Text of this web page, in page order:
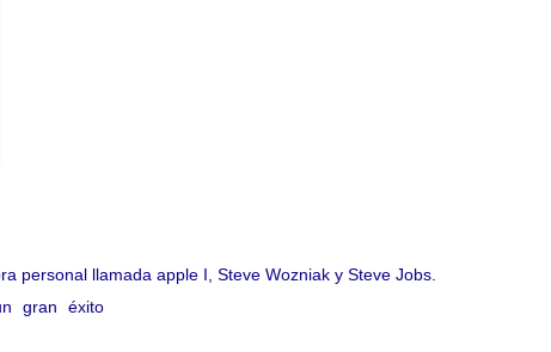
personal llamada apple I, Steve Wozniak y Steve Jobs.
gran éxito